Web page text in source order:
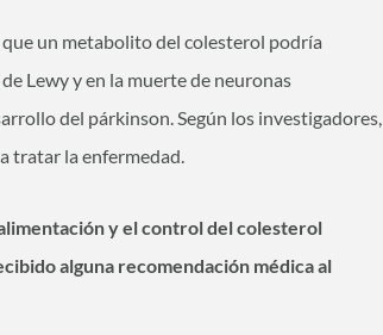
un metabolito del colesterol podría
Lewy y en la muerte de neuronas
del párkinson. Según los investigadores,
tratar la enfermedad.
y el control del colesterol
alguna recomendación médica al